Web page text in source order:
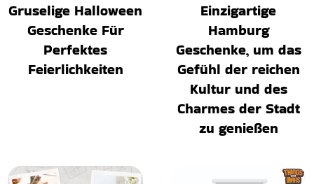
Gruselige Halloween
Geschenke Für
Perfektes
Feierlichkeiten
Einzigartige
Hamburg
Geschenke, um das
Gefühl der reichen
Kultur und des
Charmes der Stadt
zu genießen